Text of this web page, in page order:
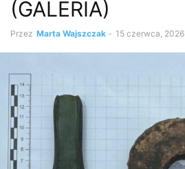
(GALERIA)
Przez Marta Wajszczak - 15 czerwca, 2026